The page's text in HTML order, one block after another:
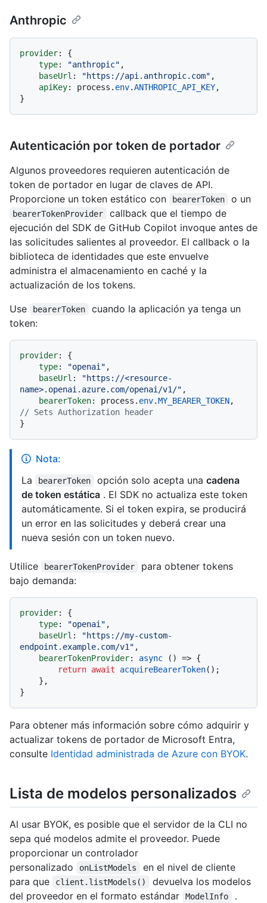
Anthropic
provider: {
type: "anthropic" ,
baseUrl : "https://api.anthropic.com" ,
apiKey: process. env.ANTHROPIC_API_KEY,
Autenticación por token de portador
Algunos proveedores requieren autenticación de
token de portador en lugar de claves de API.
Proporcione un token estático con
bearerToken o un
bearerTokenProvider
callback que el tiempo de
ejecución del SDK de GitHub Copilot invoque antes de
las solicitudes salientes al proveedor. El callback o la
biblioteca de identidades que este envuelve
administra el almacenamiento en caché y la
actualización de los tokens.
Use
bearerToken
cuando la aplicación ya tenga un
token:
provider: {
type: "openai" ,
baseUrl :
"https://<resource-
name>.openai.azure.com/openai/v1/" ,
bearerToken: process. env.MY_BEARER_TOKEN
// Sets Authorization header
Nota:
La
bearerToken opción solo acepta una cadena
de token estática . El SDK no actualiza este token
automáticamente. Si el token expira, se producirá
un error en las solicitudes y deberá crear una
nueva sesión con un token nuevo.
Utilice bearerTokenProvider
para obtener tokens
bajo demanda:
provider: {
type: "openai" ,
baseUrl :
"https://my-custom-
endpoint.example.com/v1" ,
bearerTokenProvider: async () => {
return await acquireBearerToken();
Para obtener más información sobre cómo adquirir y
actualizar tokens de portador de Microsoft Entra,
consulte Identidad administrada de Azure con BYOK.
Lista de modelos personalizados
Al usar BYOK, es posible que el servidor de la CLI no
sepa qué modelos admite el proveedor. Puede
proporcionar un controlador
personalizado
onListModels
en el nivel de cliente
para que
client.listModels()
devuelva los modelos
del proveedor en el formato estándar
ModelInfo
.